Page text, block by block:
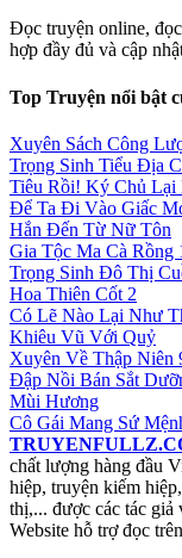
Đọc truyện online,
hợp đầy đủ và cập
Top Truyện nổi bật
Xuyên Sách Công
Trọng Sinh Tiểu Địa
Tiêu Rồi! Ký Chủ
Để Ta Đi Vào Giấc
Hắn Đến Từ Nữ Tôn
Gia Tộc Ma Cà Rồng
Trọng Sinh Đô Thị
Hoa Thiên Cốt 2
Có Lẽ Nào Lại Như
Khiêu Vũ Với Quỷ
Xuyên Về Thập Niên
Đập Nồi Bán Sắt
Mùi Hương
Cô Gái Mang Sứ
chất lượng hàng đầu
hiệp, truyện kiếm
thị,... được các tác giả
Website hỗ trợ đọc